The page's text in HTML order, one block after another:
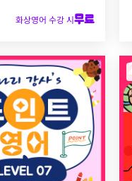
화상영어 수강 시무료